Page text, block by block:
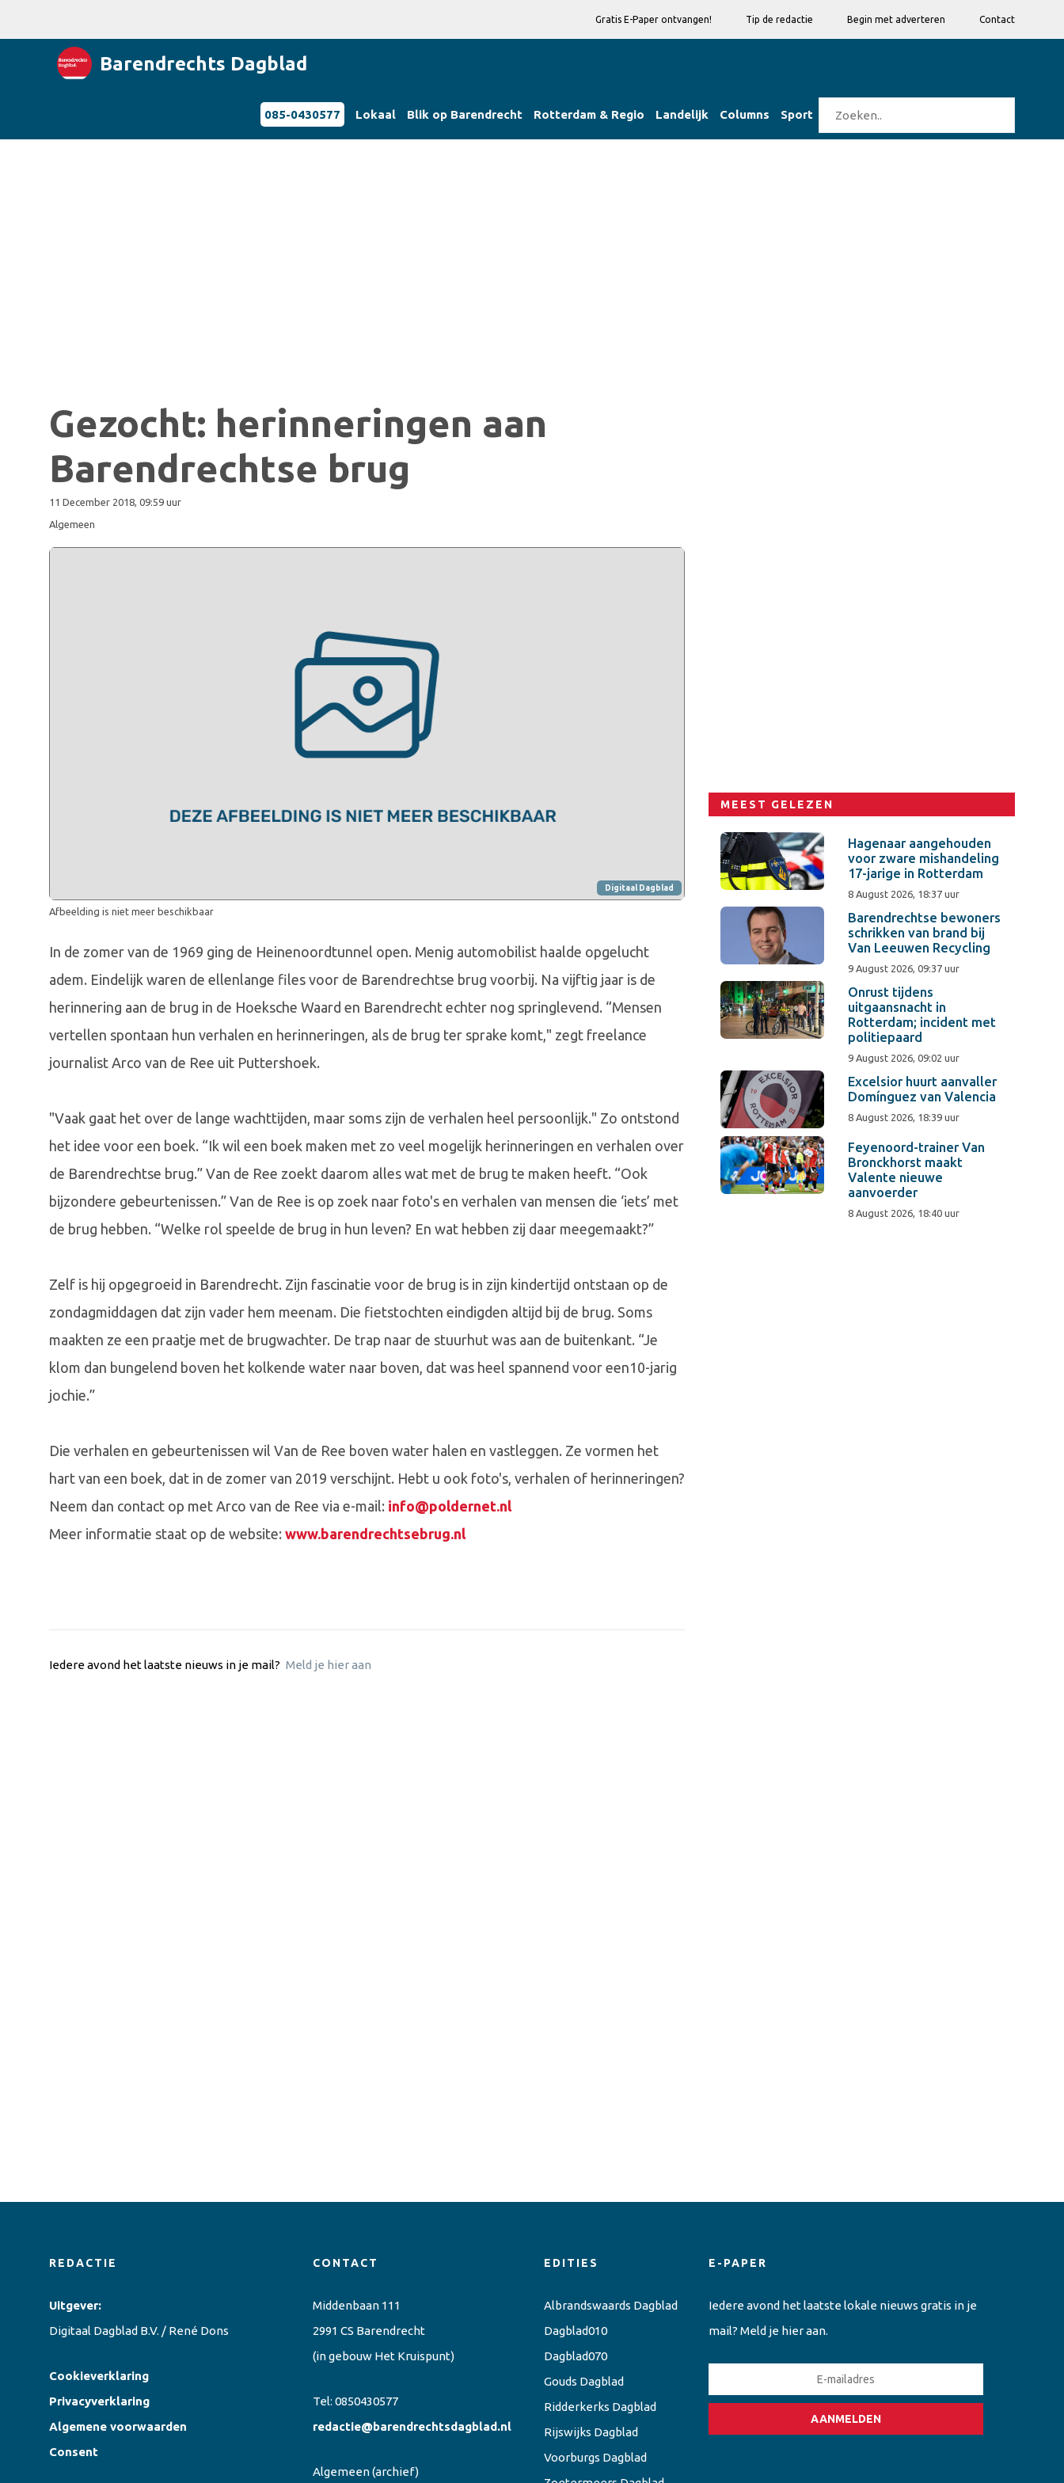
Gratis E-Paper ontvangen! Tip de redactie Begin met adverteren Contact
Barendrechts Dagblad
085-0430577 Lokaal Blik op Barendrecht Rotterdam & Regio Landelijk Columns Sport
Gezocht: herinneringen aan
Barendrechtse brug
11 December 2018, 09:59 uur
Algemeen
Digitaal Dagblad
Afbeelding is niet meer beschikbaar
In de zomer van de 1969 ging de Heinenoordtunnel open. Menig automobilist haalde opgelucht
adem. Eindelijk waren de ellenlange files voor de Barendrechtse brug voorbij. Na vijftig jaar is de
herinnering aan de brug in de Hoeksche Waard en Barendrecht echter nog springlevend. “Mensen
vertellen spontaan hun verhalen en herinneringen, als de brug ter sprake komt," zegt freelance
journalist Arco van de Ree uit Puttershoek.
"Vaak gaat het over de lange wachttijden, maar soms zijn de verhalen heel persoonlijk." Zo ontstond
het idee voor een boek. “Ik wil een boek maken met zo veel mogelijk herinneringen en verhalen over
de Barendrechtse brug.” Van de Ree zoekt daarom alles wat met de brug te maken heeft. “Ook
bijzondere gebeurtenissen.” Van de Ree is op zoek naar foto's en verhalen van mensen die ‘iets’ met
de brug hebben. “Welke rol speelde de brug in hun leven? En wat hebben zij daar meegemaakt?”
Zelf is hij opgegroeid in Barendrecht. Zijn fascinatie voor de brug is in zijn kindertijd ontstaan op de
zondagmiddagen dat zijn vader hem meenam. Die fietstochten eindigden altijd bij de brug. Soms
maakten ze een praatje met de brugwachter. De trap naar de stuurhut was aan de buitenkant. “Je
klom dan bungelend boven het kolkende water naar boven, dat was heel spannend voor een10-jarig
jochie.”
Die verhalen en gebeurtenissen wil Van de Ree boven water halen en vastleggen. Ze vormen het
hart van een boek, dat in de zomer van 2019 verschijnt. Hebt u ook foto's, verhalen of herinneringen?
Neem dan contact op met Arco van de Ree via e-mail: info@poldernet.nl
Meer informatie staat op de website: www.barendrechtsebrug.nl
Iedere avond het laatste nieuws in je mail? Meld je hier aan
MEEST GELEZEN
Hagenaar aangehouden
voor zware mishandeling
17-jarige in Rotterdam
8 August 2026, 18:37 uur
Barendrechtse bewoners
schrikken van brand bij
Van Leeuwen Recycling
9 August 2026, 09:37 uur
Onrust tijdens
uitgaansnacht in
Rotterdam; incident met
politiepaard
9 August 2026, 09:02 uur
Excelsior huurt aanvaller
Domínguez van Valencia
8 August 2026, 18:39 uur
Feyenoord-trainer Van
Bronckhorst maakt
Valente nieuwe
aanvoerder
8 August 2026, 18:40 uur
REDACTIE
Uitgever:
Digitaal Dagblad B.V. / René Dons
Cookieverklaring
Privacyverklaring
Algemene voorwaarden
Consent
CONTACT
Middenbaan 111
2991 CS Barendrecht
(in gebouw Het Kruispunt)
Tel: 0850430577
redactie@barendrechtsdagblad.nl
Algemeen(archief)
EDITIES
Albrandswaards Dagblad
Dagblad010
Dagblad070
Gouds Dagblad
Ridderkerks Dagblad
Rijswijks Dagblad
Voorburgs Dagblad
E-PAPER
Iedere avond het laatste lokale nieuws gratis in je
mail? Meld je hier aan.